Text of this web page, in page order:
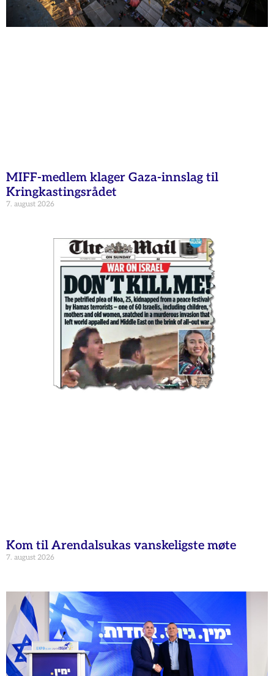
MIFF-medlem klager Gaza-innslag til
Kringkastingsrådet
7. august 2026
Kom til Arendalsukas vanskeligste møte
7. august 2026